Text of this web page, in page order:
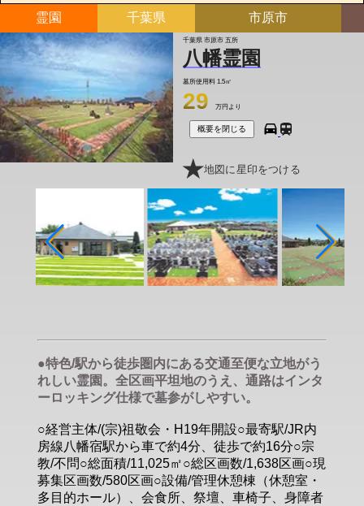
霊園 千葉県 市原市
千葉県 市原市 五所
八幡霊園
墓所使用料 1.5㎡
29 万円より
概要を閉じる
地図に星印をつける
●特色/駅から徒歩圏内にある交通至便な立地がう
れしい霊園。全区画平坦地のうえ、通路はインタ
ーロッキング仕様で墓参がしやすい。
○経営主体/(宗)祖敬会・H19年開設○最寄駅/JR内
房線八幡宿駅から車で約4分、徒歩で約16分○宗
教/不問○総面積/11,025㎡○総区画数/1,638区画○現
募集区画数/580区画○設備/管理休憩棟（休憩室・
多目的ホール）、会食所、祭壇、車椅子、身障者